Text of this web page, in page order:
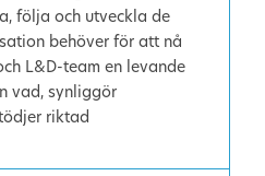
följa och utveckla de
behöver för att nå
L&D-team en levande
vad, synliggör
riktad